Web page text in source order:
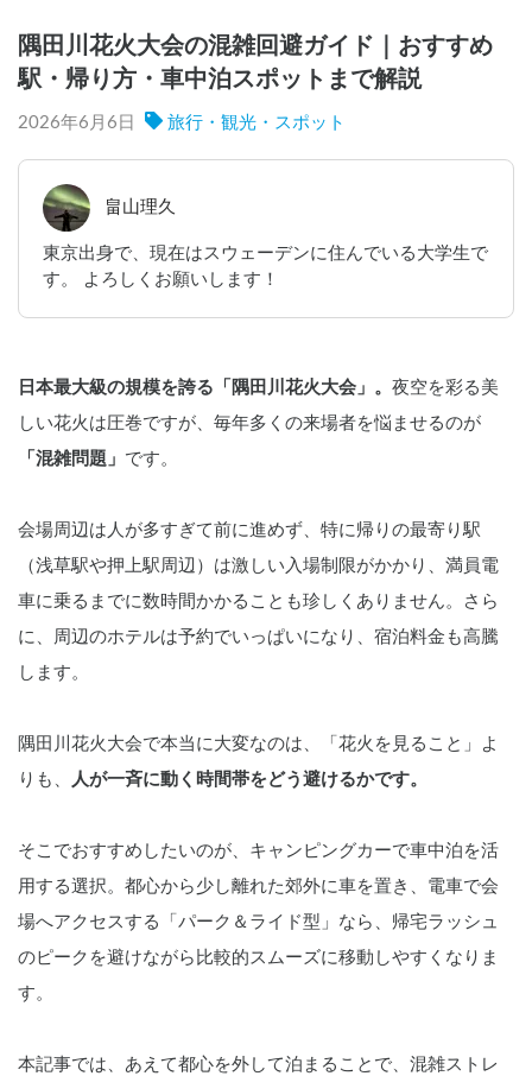
隅田川花火大会の混雑回避ガイド｜おすすめ
駅・帰り方・車中泊スポットまで解説
2026年6月6日 旅行・観光・スポット
畠山理久
東京出身で、現在はスウェーデンに住んでいる大学生で
す。 よろしくお願いします！
日本最大級の規模を誇る「隅田川花火大会」。 夜空を彩る美
しい花火は圧巻ですが、毎年多くの来場者を悩ませるのが
「混雑問題」 です。
会場周辺は人が多すぎて前に進めず、特に帰りの最寄り駅
（浅草駅や押上駅周辺）は激しい入場制限がかかり、満員電
車に乗るまでに数時間かかることも珍しくありません。さら
に、周辺のホテルは予約でいっぱいになり、宿泊料金も高騰
します。
隅田川花火大会で本当に大変なのは、「花火を見ること」よ
りも、
人が一斉に動く時間帯をどう避けるかです。
そこでおすすめしたいのが、キャンピングカーで車中泊を活
用する選択。都心から少し離れた郊外に車を置き、電車で会
場へアクセスする「パーク＆ライド型」なら、帰宅ラッシュ
のピークを避けながら比較的スムーズに移動しやすくなりま
す。
本記事では、あえて都心を外して泊まることで、混雑ストレ